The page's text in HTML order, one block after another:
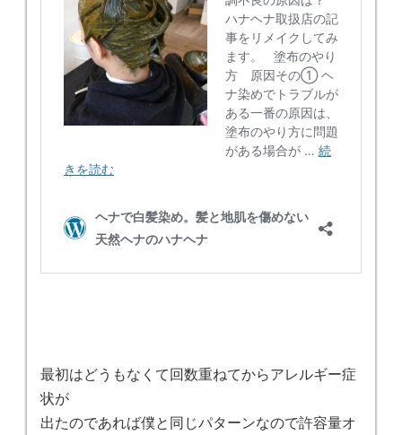
最初はどうもなくて回数重ねてからアレルギー症
状が
出たのであれば僕と同じパターンなので許容量オ